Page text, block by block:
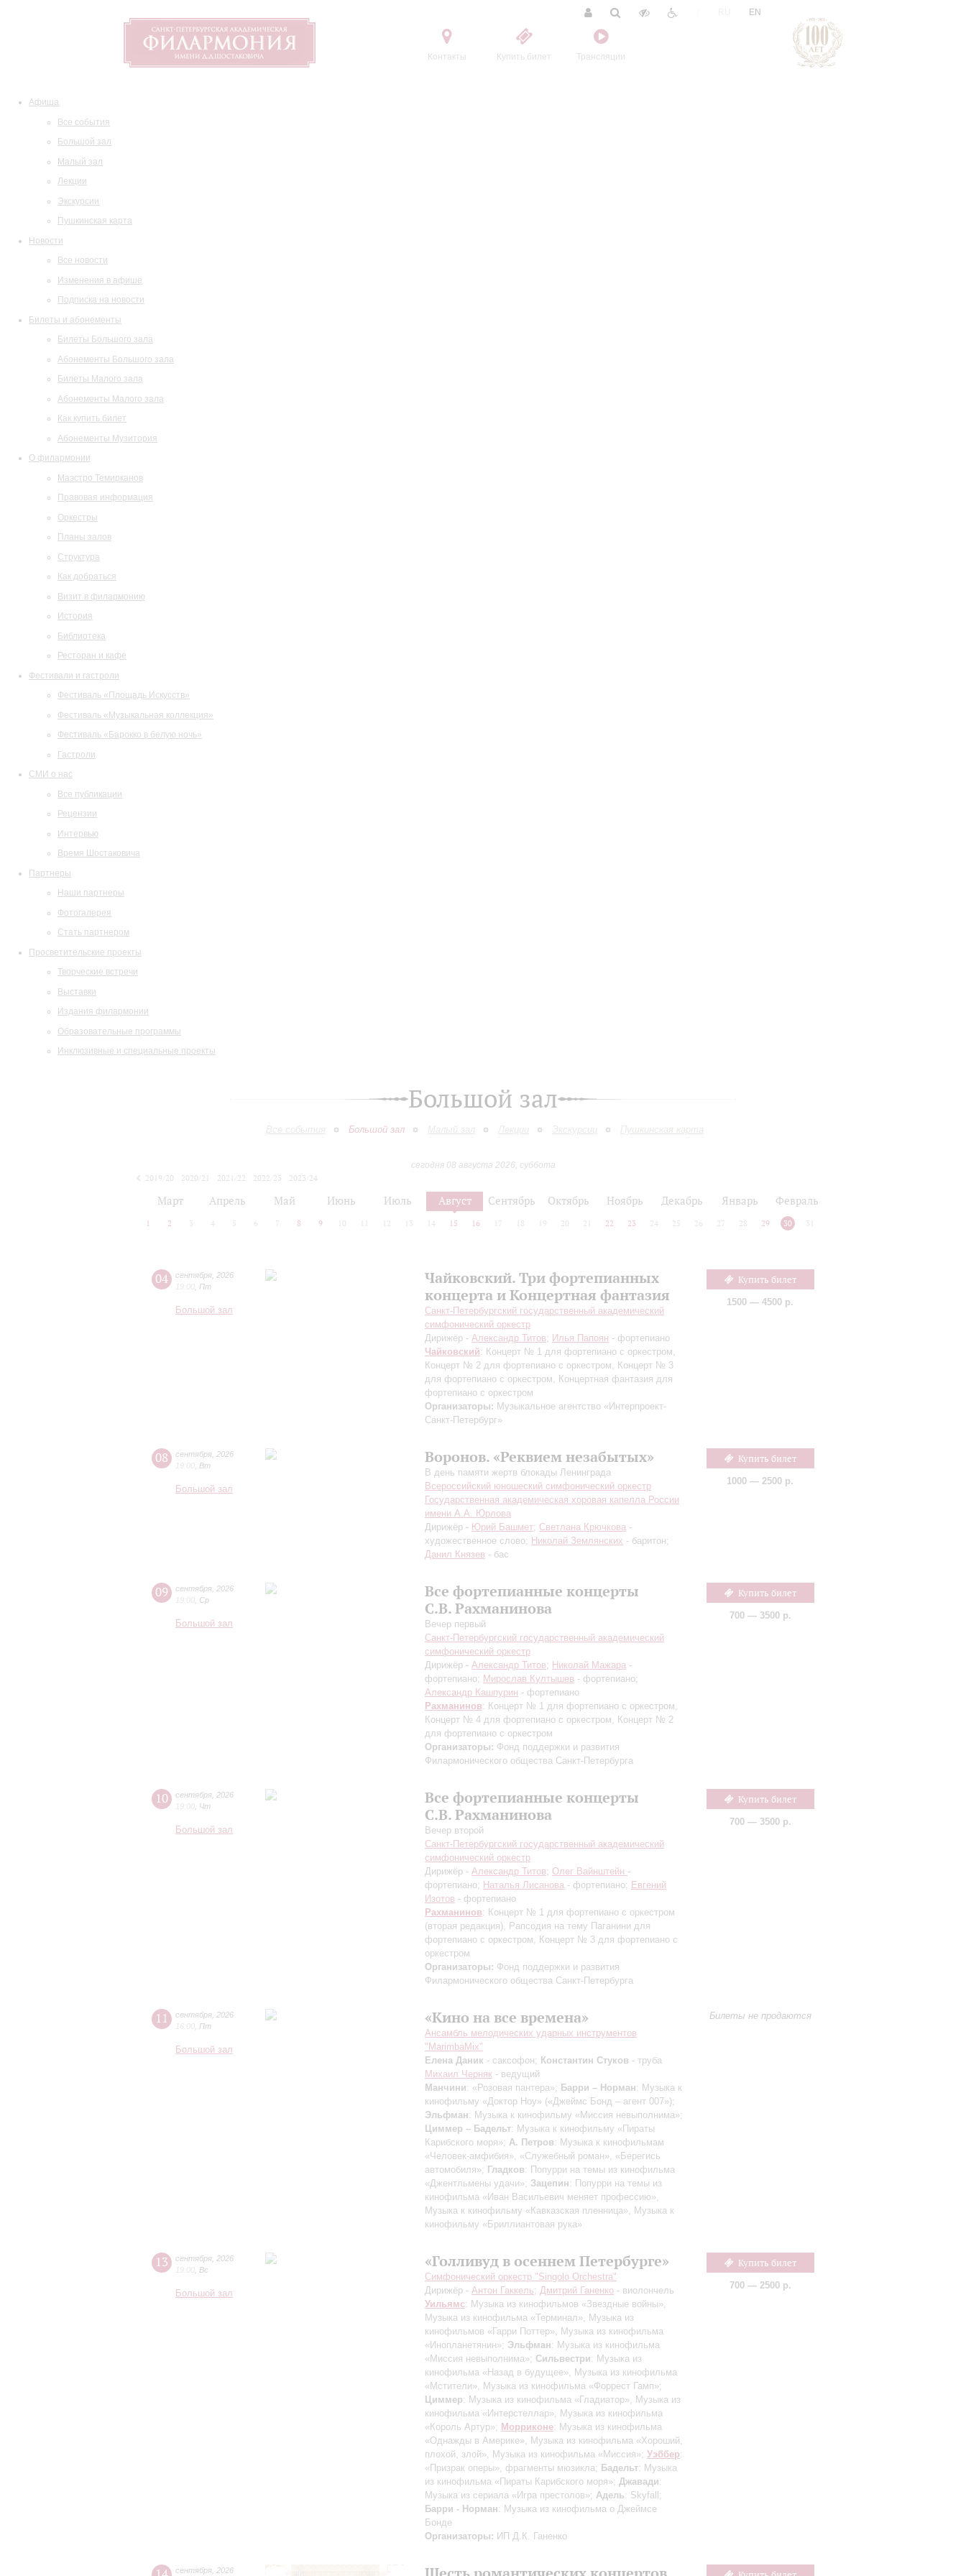
Контакты Купить билет Трансляции
EN
Афиша
Все события
Большой зал
Малый зал
Лекции
Экскурсии
Пушкинская карта
Новости
Все новости
Изменения в афише
Подписка на новости
Билеты и абонементы
Билеты Большого зала
Абонементы Большого зала
Билеты Малого зала
Абонементы Малого зала
Как купить билет
Абонементы Музитория
О филармонии
Маэстро Темирканов
Правовая информация
Оркестры
Планы залов
Структура
Как добраться
Визит в филармонию
История
Библиотека
Ресторан и кафе
Фестивали и гастроли
Фестиваль «Площадь Искусств»
Фестиваль «Музыкальная коллекция»
Фестиваль «Барокко в белую ночь»
Гастроли
СМИ о нас
Все публикации
Рецензии
Интервью
Время Шостаковича
Партнеры
Наши партнеры
Фотогалерея
Стать партнером
Просветительские проекты
Творческие встречи
Выставки
Издания филармонии
Образовательные программы
Инклюзивные и специальные проекты
Большой зал
Все события Большой зал Малый зал Лекции Экскурсии Пушкинская карта
сегодня 08 августа 2026, суббота
2019/20
2020/21 2021/22 2022/23
2023/24
Март Апрель Май Июнь Июль Август Сентябрь Октябрь Ноябрь Декабрь Январь Февраль
1 2 3 4 5 6 7 8 9 10 12 13 14 15 16 17 18 19 20 21 22 23 24 25 26 27 28 29 30 31
04 сентября 2026
19:00 Пт
Большой зал
Чайковский. Три фортепианных
концерта и Концертная фантазия
Санкт-Петербургский государственный академический
симфонический оркестр
Дирижёр - Александр Титов; Илья Папоян - фортепиано
Чайковский: Концерт № 1 для фортепиано с оркестром,
Концерт № 2 для фортепиано с оркестром, Концерт № 3
для фортепиано с оркестром, Концертная фантазия для
фортепиано с оркестром
Организаторы: Музыкальное агентство «Интерпроект-
Санкт-Петербург»
Купить билет
1500 — 4500 р.
08 сентября 2026
19:00 Вт
Большой зал
Воронов. «Реквием незабытых»
В день памяти жертв блокады Ленинграда
Всероссийский юношеский симфонический оркестр
Государственная академическая хоровая капелла России
имени А.А. Юрлова
Дирижёр - Юрий Башмет; Светлана Крючкова -
художественное слово; Николай Землянских - баритон;
Данил Князев - бас
Купить билет
1000 — 2500 р.
09 сентября 2026
19:00 Ср
Большой зал
Все фортепианные концерты
С.В. Рахманинова
Вечер первый
Санкт-Петербургский государственный академический
симфонический оркестр
Дирижёр - Александр Титов; Николай Мажара -
фортепиано; Мирослав Култышев - фортепиано;
Александр Кашпурин - фортепиано
Рахманинов: Концерт № 1 для фортепиано с оркестром,
Концерт № 4 для фортепиано с оркестром, Концерт № 2
для фортепиано с оркестром
Организаторы: Фонд поддержки и развития
Филармонического общества Санкт-Петербурга
Купить билет
700 — 3500 р.
10 сентября 2026
19:00 Чт
Большой зал
Все фортепианные концерты
С.В. Рахманинова
Вечер второй
Санкт-Петербургский государственный академический
симфонический оркестр
Дирижёр - Александр Титов; Олег Вайнштейн -
фортепиано; Наталья Лисанова - фортепиано; Евгений
Изотов - фортепиано
Рахманинов: Концерт № 1 для фортепиано с оркестром
(вторая редакция), Рапсодия на тему Паганини для
фортепиано с оркестром, Концерт № 3 для фортепиано с
оркестром
Организаторы: Фонд поддержки и развития
Филармонического общества Санкт-Петербурга
Купить билет
700 — 3500 р.
11 сентября 2026
16:00 Пт
Большой зал
«Кино на все времена»
Ансамбль мелодических ударных инструментов
"MarimbaMix"
Елена Даник - саксофон; Константин Стуков - труба
Михаил Черняк - ведущий
Манчини: «Розовая пантера»; Барри – Норман: Музыка к
кинофильму «Доктор Ноу» («Джеймс Бонд – агент 007»);
Эльфман: Музыка к кинофильму «Миссия невыполнима»;
Циммер – Бадельт: Музыка к кинофильму «Пираты
Карибского моря»; А. Петров: Музыка к кинофильмам
«Человек-амфибия», «Служебный роман», «Берегись
автомобиля»; Гладков: Попурри на темы из кинофильма
«Джентльмены удачи»; Зацепин: Попурри на темы из
кинофильма «Иван Васильевич меняет профессию»,
Музыка к кинофильму «Кавказская пленница», Музыка к
кинофильму «Бриллиантовая рука»
Билеты не продаются
13 сентября 2026
19:00 Вс
Большой зал
«Голливуд в осеннем Петербурге»
Симфонический оркестр "Singolo Orchestra"
Дирижёр - Антон Гаккель; Дмитрий Ганенко - виолончель
Уильямс: Музыка из кинофильмов «Звездные войны»,
Музыка из кинофильма «Терминал», Музыка из
кинофильмов «Гарри Поттер», Музыка из кинофильма
«Инопланетянин»; Эльфман: Музыка из кинофильма
«Миссия невыполнима»; Сильвестри: Музыка из
кинофильма «Назад в будущее», Музыка из кинофильма
«Мстители», Музыка из кинофильма «Форрест Гамп»;
Циммер: Музыка из кинофильма «Гладиатор», Музыка из
кинофильма «Интерстеллар», Музыка из кинофильма
«Король Артур»; Морриконе: Музыка из кинофильма
«Однажды в Америке», Музыка из кинофильма «Хороший,
плохой, злой», Музыка из кинофильма «Миссия»; Уэббер:
«Призрак оперы», фрагменты мюзикла; Бадельт: Музыка
из кинофильма «Пираты Карибского моря»; Джавади:
Музыка из сериала «Игра престолов»; Адель: Skyfall;
Барри - Норман: Музыка из кинофильма о Джеймсе
Бонде
Организаторы: ИП Д.К. Ганенко
Купить билет
700 — 2500 р.
сентября 2026